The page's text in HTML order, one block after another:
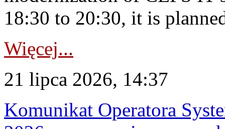
18:30 to 20:30, it is
Więcej...
21 lipca 2026, 14:37
Komunikat Operatora